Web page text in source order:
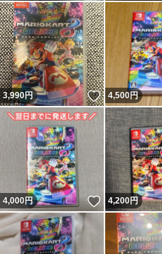
3,990円 いいね！
4,500円
4,000円 いいね！
4,200円